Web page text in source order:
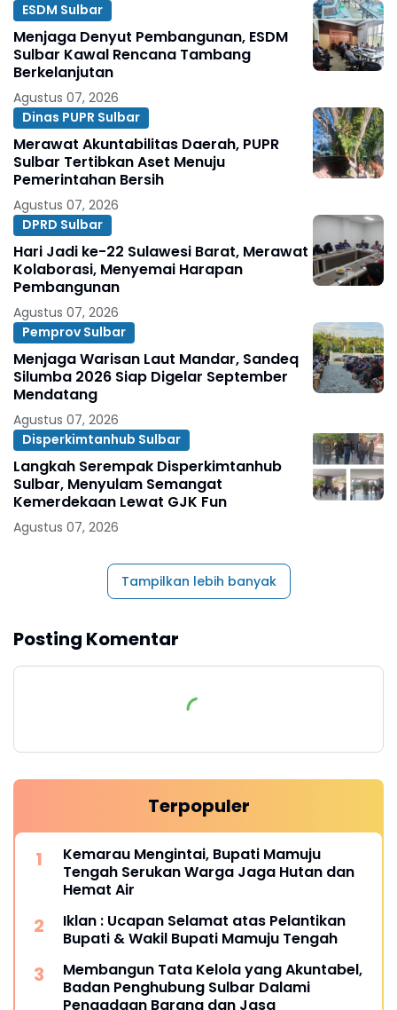
ESDM Sulbar
Menjaga Denyut Pembangunan, ESDM
Sulbar Kawal Rencana Tambang
Berkelanjutan
Agustus 07, 2026
Dinas PUPR Sulbar
Merawat Akuntabilitas Daerah, PUPR
Sulbar Tertibkan Aset Menuju
Pemerintahan Bersih
Agustus 07, 2026
DPRD Sulbar
Hari Jadi ke-22 Sulawesi Barat, Merawat
Kolaborasi, Menyemai Harapan
Pembangunan
Agustus 07, 2026
Pemprov Sulbar
Menjaga Warisan Laut Mandar, Sandeq
Silumba 2026 Siap Digelar September
Mendatang
Agustus 07, 2026
Disperkimtanhub Sulbar
Langkah Serempak Disperkimtanhub
Sulbar, Menyulam Semangat
Kemerdekaan Lewat GJK Fun
Agustus 07, 2026
Tampilkan lebih banyak
Posting Komentar
Terpopuler
Kemarau Mengintai, Bupati Mamuju
Tengah Serukan Warga Jaga Hutan dan
Hemat Air
Iklan : Ucapan Selamat atas Pelantikan
Bupati & Wakil Bupati Mamuju Tengah
Membangun Tata Kelola yang Akuntabel,
Badan Penghubung Sulbar Dalami
Pengadaan Barang dan Jasa